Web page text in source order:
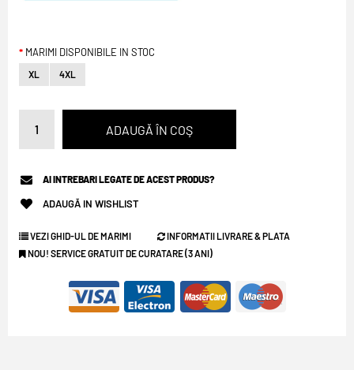
MARIMI DISPONIBILE IN STOC
XL 4XL
AI INTREBARI LEGATE DE ACEST PRODUS?
ADAUGĂ IN WISHLIST
VEZI GHID-UL DE MARIMI
INFORMATII LIVRARE & PLATA
NOU! SERVICE GRATUIT DE CURATARE (3 ANI)